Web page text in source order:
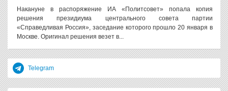
Накануне в распоряжение ИА «Политсовет» попала копия
решения президиума центрального совета партии
«Справедливая Россия», заседание которого прошло 20 января в
Москве. Оригинал решения везет в...
Telegram